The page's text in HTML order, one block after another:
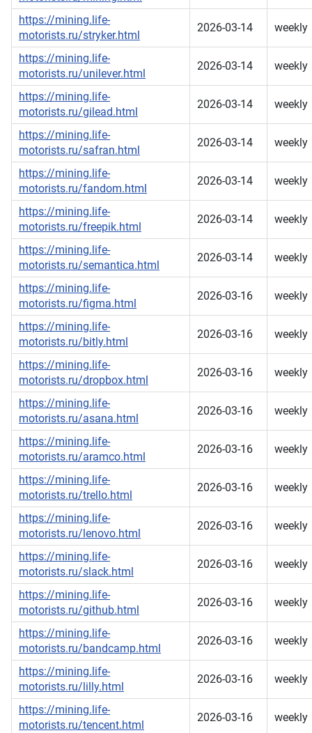
https://mining.life-
motorists.ru/stryker.html
2026-03-14 weekly
https://mining.life-
motorists.ru/unilever.html
2026-03-14 weekly
https://mining.life-
motorists.ru/gilead.html
2026-03-14 weekly
https://mining.life-
motorists.ru/safran.html
2026-03-14 weekly
https://mining.life-
motorists.ru/fandom.html
2026-03-14 weekly
https://mining.life-
motorists.ru/freepik.html
2026-03-14 weekly
https://mining.life-
motorists.ru/semantica.html
2026-03-14 weekly
https://mining.life-
motorists.ru/figma.html
2026-03-16 weekly
https://mining.life-
motorists.ru/bitly.html
2026-03-16 weekly
https://mining.life-
motorists.ru/dropbox.html
2026-03-16 weekly
https://mining.life-
motorists.ru/asana.html
2026-03-16 weekly
https://mining.life-
motorists.ru/aramco.html
2026-03-16 weekly
https://mining.life-
motorists.ru/trello.html
2026-03-16 weekly
https://mining.life-
motorists.ru/lenovo.html
2026-03-16 weekly
https://mining.life-
motorists.ru/slack.html
2026-03-16 weekly
https://mining.life-
motorists.ru/github.html
2026-03-16 weekly
https://mining.life-
motorists.ru/bandcamp.html
2026-03-16 weekly
https://mining.life-
motorists.ru/lilly.html
2026-03-16 weekly
https://mining.life-
motorists.ru/tencent.html
2026-03-16 weekly